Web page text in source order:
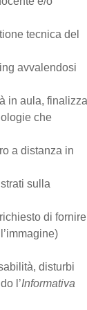
tecnica del
avvalendosi
in aula,
che
a distanza in
sulla
di fornire
disturbi
l’Informativa